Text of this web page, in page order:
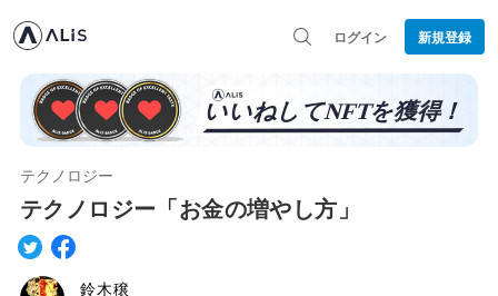
ログイン 新規登録
テクノロジー
テクノロジー「お金の増やし方」
鈴木穣